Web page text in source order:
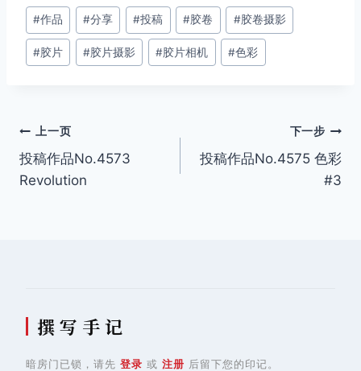
文
章
标
#作品 #分享 #投稿 #胶卷 #胶卷摄影
#胶片 #胶片摄影 #胶片相机 #色彩
文
章
上一页
投稿作品No.4573
Revolution
下一步
投稿作品No.4575 色彩
#3
撰 写 手 记
暗房门已锁，请先 登录 或 注册 后留下您的印记。